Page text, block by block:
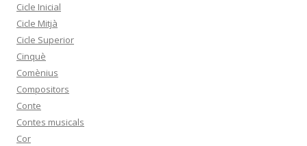
Cicle Inicial
Cicle Mitjà
Cicle Superior
Cinquè
Comènius
Compositors
Conte
Contes musicals
Cor